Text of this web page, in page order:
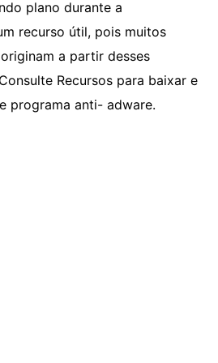
plano durante a
recurso útil, pois muitos
a partir desses
Recursos para baixar e
programa anti- adware.